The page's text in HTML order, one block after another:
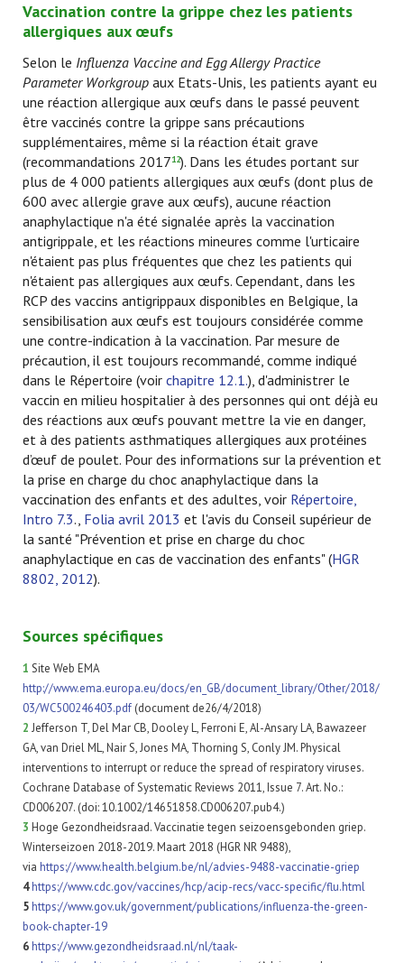
Vaccination contre la grippe chez les patients
allergiques aux œufs
Selon le Influenza Vaccine and Egg Allergy Practice
Parameter Workgroup aux Etats-Unis, les patients ayant eu
une réaction allergique aux œufs dans le passé peuvent
être vaccinés contre la grippe sans précautions
supplémentaires, même si la réaction était grave
(recommandations 201712). Dans les études portant sur
plus de 4 000 patients allergiques aux œufs (dont plus de
600 avec allergie grave aux œufs), aucune réaction
anaphylactique n'a été signalée après la vaccination
antigrippale, et les réactions mineures comme l'urticaire
n'étaient pas plus fréquentes que chez les patients qui
n'étaient pas allergiques aux œufs. Cependant, dans les
RCP des vaccins antigrippaux disponibles en Belgique, la
sensibilisation aux œufs est toujours considérée comme
une contre-indication à la vaccination. Par mesure de
précaution, il est toujours recommandé, comme indiqué
dans le Répertoire (voir chapitre 12.1.), d'administrer le
vaccin en milieu hospitalier à des personnes qui ont déjà eu
des réactions aux œufs pouvant mettre la vie en danger,
et à des patients asthmatiques allergiques aux protéines
d’œuf de poulet. Pour des informations sur la prévention et
la prise en charge du choc anaphylactique dans la
vaccination des enfants et des adultes, voir Répertoire,
Intro 7.3., Folia avril 2013 et l'avis du Conseil supérieur de
la santé "Prévention et prise en charge du choc
anaphylactique en cas de vaccination des enfants" (HGR
8802, 2012).
Sources spécifiques
1 Site Web EMA
http://www.ema.europa.eu/docs/en_GB/document_library/Other/2018/
03/WC500246403.pdf (document de26/4/2018)
2 Jefferson T, Del Mar CB, Dooley L, Ferroni E, Al-Ansary LA, Bawazeer
GA, van Driel ML, Nair S, Jones MA, Thorning S, Conly JM. Physical
interventions to interrupt or reduce the spread of respiratory viruses.
Cochrane Database of Systematic Reviews 2011, Issue 7. Art. No.:
CD006207. (doi: 10.1002/14651858.CD006207.pub4.)
3 Hoge Gezondheidsraad. Vaccinatie tegen seizoensgebonden griep.
Winterseizoen 2018-2019. Maart 2018 (HGR NR 9488),
via https://www.health.belgium.be/nl/advies-9488-vaccinatie-griep
4https://www.cdc.gov/vaccines/hcp/acip-recs/vacc-specific/flu.html​
5https://www.gov.uk/government/publications/influenza-the-green-
book-chapter-19
6https://www.gezondheidsraad.nl/nl/taak-